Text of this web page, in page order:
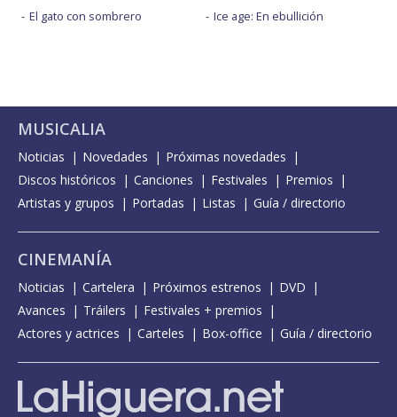
El gato con sombrero
Ice age: En ebullición
MUSICALIA
Noticias Novedades
Próximas novedades
Discos históricos
Canciones Festivales
Premios
Artistas y grupos
Portadas Listas Guía / directorio
CINEMANÍA
Noticias Cartelera Próximos estrenos
DVD
Avances
Tráilers
Festivales + premios
Actores y actrices
Carteles Box-office Guía / directorio